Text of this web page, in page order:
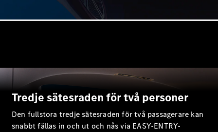
Konfigurator
Mercedes-
Benz Online
Store
Halvkombi
Tredje sätesraden för två personer
Den fullstora tredje sätesraden för två passagerare kan
snabbt fällas in och ut och nås via EASY-ENTRY-